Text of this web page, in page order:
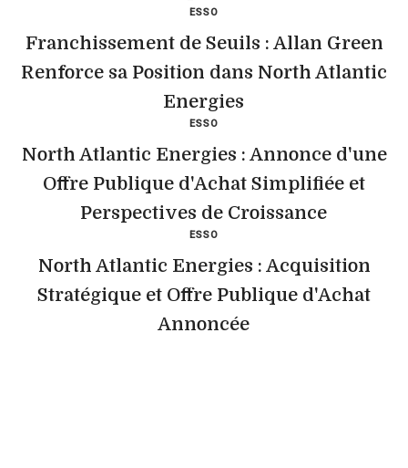
ESSO
Franchissement de Seuils : Allan Green
Renforce sa Position dans North Atlantic
Energies
ESSO
North Atlantic Energies : Annonce d'une
Offre Publique d'Achat Simplifiée et
Perspectives de Croissance
ESSO
North Atlantic Energies : Acquisition
Stratégique et Offre Publique d'Achat
Annoncée